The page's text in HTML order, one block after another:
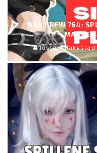
RAD CREW 764:
Jostein Hakestad